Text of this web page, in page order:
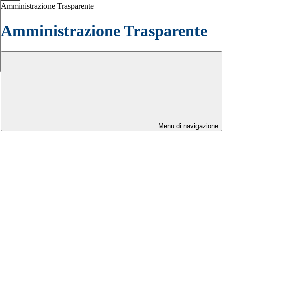
Amministrazione Trasparente
Amministrazione Trasparente
Menu di navigazione